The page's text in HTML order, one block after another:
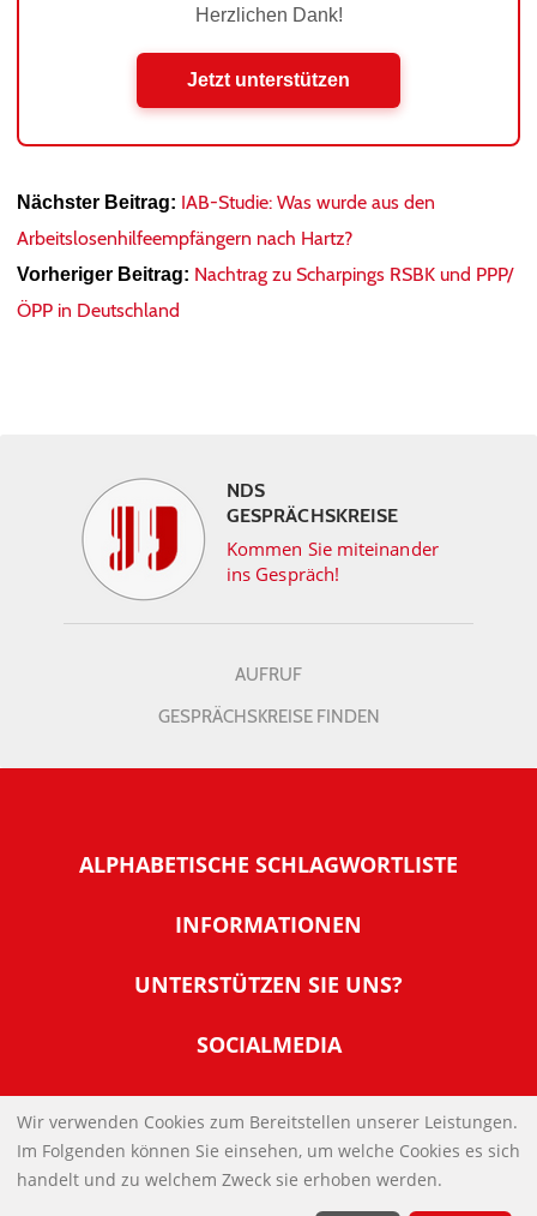
Herzlichen Dank!
Jetzt unterstützen
Nächster Beitrag: IAB-Studie: Was wurde aus den
Arbeitslosenhilfeempfängern nach Hartz?
Vorheriger Beitrag: Nachtrag zu Scharpings RSBK und PPP/
ÖPP in Deutschland
NDS
GESPRÄCHSKREISE
Kommen Sie miteinander
ins Gespräch!
AUFRUF
GESPRÄCHSKREISE FINDEN
ALPHABETISCHE SCHLAGWORTLISTE
INFORMATIONEN
Warum NachDenkSeiten
Tipps zur Nutzung der NachDenkSeiten
Banner und E-Mail-Signaturen
Links
Kontakt
UNTERSTÜTZEN SIE UNS?
Werden Sie Fördermitglied
Spenden Sie Online
SOCIALMEDIA
IMPRESSUM
DATENSCHUTZERKLÄRUNG
Wir verwenden Cookies zum Bereitstellen unserer Leistungen.
Im Folgenden können Sie einsehen, um welche Cookies es sich
handelt und zu welchem Zweck sie erhoben werden.